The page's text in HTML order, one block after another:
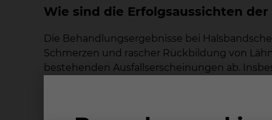
Wie sind die Erfolgsaussichten der
Die Behandlungsergebnisse bei
Schmerzen und rascher Rückbildung von
bestehenden Ausfallserscheinungen ab.